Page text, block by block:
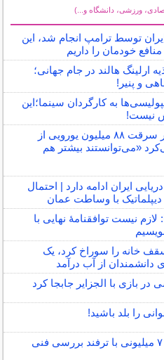
ورزشی، دانشگاه و...)
ایران توسط ترامپ انجام شد، این
خودمان را داریم
ارلینگ هالند در جام جهانی؛
به کارگردان سینما؛این
نیست!
لوموند: مغز متفکر سرقت ۸۸ میلیون یورویی از
«می‌توانستند بیشتر هم
ایران ادامه دارد | احتمال
با وساطت عمان
لازم نیست توافقنامهٔ نهایی با
خانه را سوراخ کرد، یک
دانشمندان از آب درآمد
بازی با الجزایر جابجا کرد
را بلد باشید!